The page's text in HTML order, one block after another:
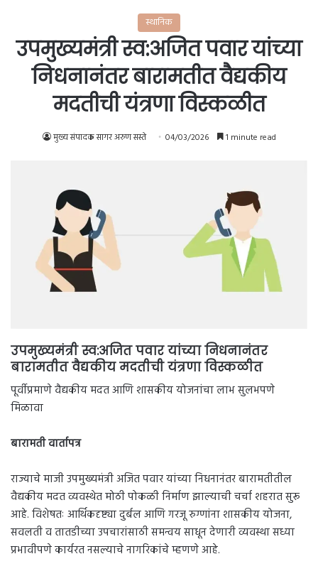
स्थानिक
उपमुख्यमंत्री स्व:अजित पवार यांच्या
निधनानंतर बारामतीत वैद्यकीय
मदतीची यंत्रणा विस्कळीत
मुख्य संपादक सागर अरुण सस्ते 04/03/2026 1 minute read
उपमुख्यमंत्री स्व:अजित पवार यांच्या निधनानंतर
बारामतीत वैद्यकीय मदतीची यंत्रणा विस्कळीत
पूर्वीप्रमाणे वैद्यकीय मदत आणि शासकीय योजनांचा लाभ सुलभपणे
मिळावा
बारामती वार्तापत्र
राज्याचे माजी उपमुख्यमंत्री अजित पवार यांच्या निधनानंतर बारामतीतील
वैद्यकीय मदत व्यवस्थेत मोठी पोकळी निर्माण झाल्याची चर्चा शहरात सुरू
आहे. विशेषतः आर्थिकदृष्ट्या दुर्बल आणि गरजू रुग्णांना शासकीय योजना,
सवलती व तातडीच्या उपचारांसाठी समन्वय साधून देणारी व्यवस्था सध्या
प्रभावीपणे कार्यरत नसल्याचे नागरिकांचे म्हणणे आहे.